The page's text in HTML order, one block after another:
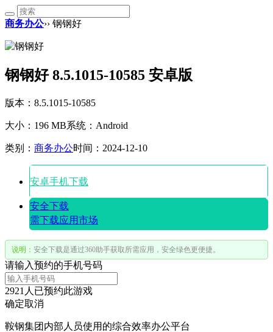
商务办公›› 钢钢好
钢钢好 8.5.1015-10585 安卓版
版本：8.5.1015-10585
大小：196 MB系统：Android
类别： 商务办公时间：2024-12-10
安卓手机下载
安全下载
需下载应用市场
说明： 安全下载是通过360助手获取所需应用，安全绿色更便捷。
请输入预约的手机号码
2921 人已预约此游戏
确定取消
鞍钢集团内部人员使用的综合效率办公平台